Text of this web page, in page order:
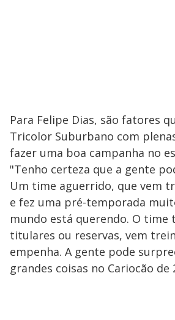
Para Felipe Dias, são fatores
Tricolor Suburbano com
fazer uma boa campanha no
"Tenho certeza que a gente
Um time aguerrido, que vem
e fez uma pré-temporada
mundo está querendo. O time
titulares ou reservas, vem
empenha. A gente pode
grandes coisas no Cariocão de